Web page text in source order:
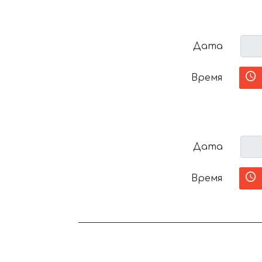
Дата
Время
Дата
Время